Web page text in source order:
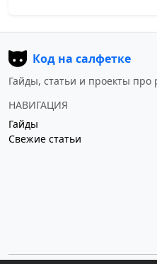
Код на салфетке
Гайды, статьи и проекты про
НАВИГАЦИЯ
Гайды
Свежие статьи